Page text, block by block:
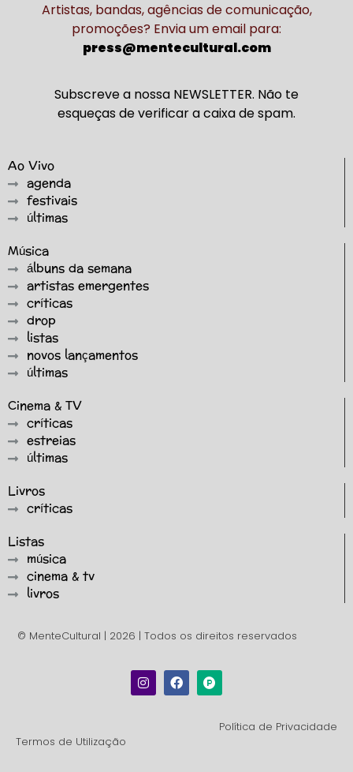
Artistas, bandas, agências de comunicação,
promoções? Envia um email para:
press@mentecultural.com
Subscreve a nossa NEWSLETTER. Não te
esqueças de verificar a caixa de spam.
Ao Vivo
agenda
festivais
últimas
Música
álbuns da semana
artistas emergentes
críticas
drop
listas
novos lançamentos
últimas
Cinema & TV
críticas
estreias
últimas
Livros
críticas
Listas
música
cinema & tv
livros
© MenteCultural | 2026 | Todos os direitos reservados
Política de Privacidade
Termos de Utilização